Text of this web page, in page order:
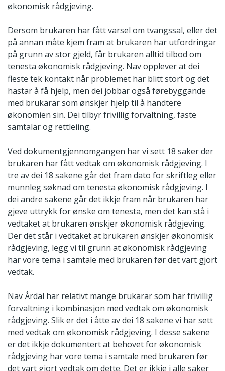
økonomisk rådgjeving.
Dersom brukaren har fått varsel om tvangssal, eller det
på annan måte kjem fram at brukaren har utfordringar
på grunn av stor gjeld, får brukaren alltid tilbod om
tenesta økonomisk rådgjeving. Nav opplever at dei
fleste tek kontakt når problemet har blitt stort og det
hastar å få hjelp, men dei jobbar også førebyggande
med brukarar som ønskjer hjelp til å handtere
økonomien sin. Dei tilbyr frivillig forvaltning, faste
samtalar og rettleiing.
Ved dokumentgjennomgangen har vi sett 18 saker der
brukaren har fått vedtak om økonomisk rådgjeving. I
tre av dei 18 sakene går det fram dato for skriftleg eller
munnleg søknad om tenesta økonomisk rådgjeving. I
dei andre sakene går det ikkje fram når brukaren har
gjeve uttrykk for ønske om tenesta, men det kan stå i
vedtaket at brukaren ønskjer økonomisk rådgjeving.
Der det står i vedtaket at brukaren ønskjer økonomisk
rådgjeving, legg vi til grunn at økonomisk rådgjeving
har vore tema i samtale med brukaren før det vart gjort
vedtak.
Nav Årdal har relativt mange brukarar som har frivillig
forvaltning i kombinasjon med vedtak om økonomisk
rådgjeving. Slik er det i åtte av dei 18 sakene vi har sett
med vedtak om økonomisk rådgjeving. I desse sakene
er det ikkje dokumentert at behovet for økonomisk
rådgjeving har vore tema i samtale med brukaren før
det vart gjort vedtak om dette. Det er ikkje i alle saker